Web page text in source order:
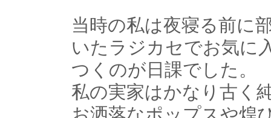
当時の私は夜寝る前に
いたラジカセでお気に
つくのが日課でした。
私の実家はかなり古く